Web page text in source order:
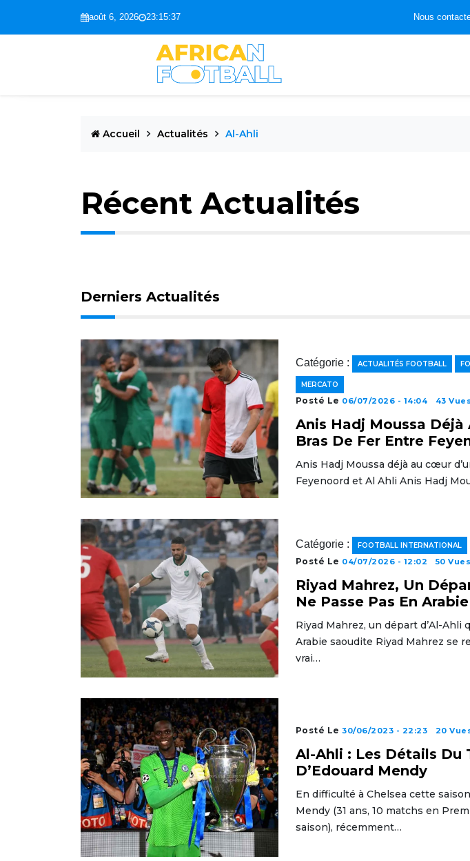
août 6, 2026 23:15:38 Nous
Accueil Actualités Al-Ahli
Récent Actualités
Derniers Actualités
Catégorie : ACTUALITÉS FOOTBALL
MERCATO
Posté Le 06/07/2026 - 14:04 43 Vues
Anis Hadj Moussa Déjà
Bras De Fer Entre
Anis Hadj Moussa déjà au cœur
Feyenoord et Al Ahli Anis Hadj
Catégorie : FOOTBALL INTERNATIONAL
Posté Le 04/07/2026 - 12:02 50 Vues
Riyad Mahrez, Un
Ne Passe Pas En
Riyad Mahrez, un départ d’Al-Ahli
Arabie saoudite Riyad Mahrez se
vrai…
Posté Le30/06/2023 - 22:23 20
Al-Ahli : Les Détails Du
D’Edouard Mendy
En difficulté à Chelsea cette
Mendy (31 ans, 10 matchs en
saison), récemment…